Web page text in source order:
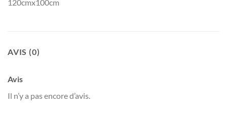
120cmx100cm
AVIS (0)
Avis
Il n’y a pas encore d’avis.